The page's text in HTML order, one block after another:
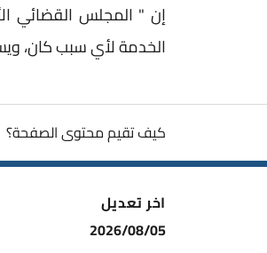
إن " المجلس القضائي
الخدمة لأي سبب كان،
كيف تقيم محتوى الصفحة؟
اخر تعديل
2026/08/05